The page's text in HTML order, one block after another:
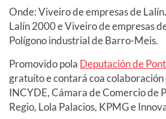
Onde: Viveiro de empresas de
Lalín 2000 e Viveiro de empresas
Polígono industrial de Barro-Meis.
Promovido pola Deputación de
gratuíto e contará coa colaboración
INCYDE, Cámara de Comercio de
Regio, Lola Palacios, KPMG e